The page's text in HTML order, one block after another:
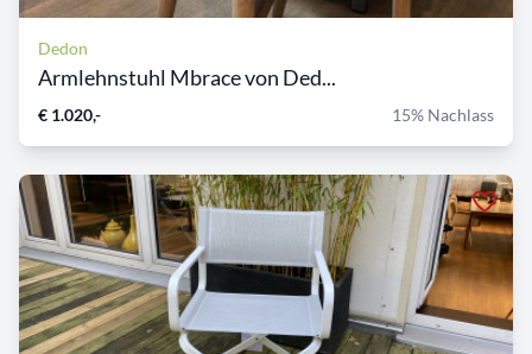
Dedon
Armlehnstuhl Mbrace von Ded...
€ 1.020,- 15% Nachlass